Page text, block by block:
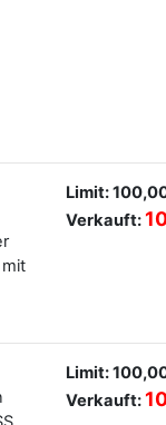
Limit:
Verkauft:
Limit:
Verkauft: